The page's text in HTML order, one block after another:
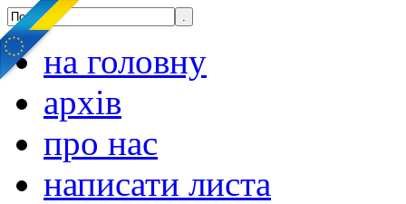
на головну
архів
про нас
написати листа